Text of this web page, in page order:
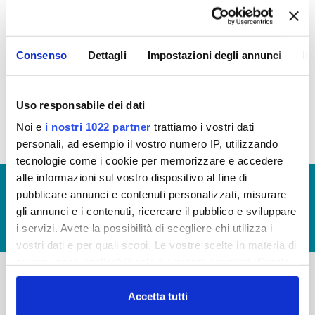
Consenso Dettagli Impostazioni degli annunci
Uso responsabile dei dati
Noi e i nostri 1022 partner trattiamo i vostri dati
personali, ad esempio il vostro numero IP, utilizzando
tecnologie come i cookie per memorizzare e accedere
alle informazioni sul vostro dispositivo al fine di
pubblicare annunci e contenuti personalizzati, misurare
gli annunci e i contenuti, ricercare il pubblico e sviluppare
i servizi. Avete la possibilità di scegliere chi utilizza i
vostri dati e per quali scopi. Le vostre scelte in materia di
in cui avete effettuato le vostre scelte. È possibile
modificare o revocare il proprio consenso in qualsiasi
momento dalla Dichiarazione sui cookie o facendo clic
Accetta tutti
Monitoraggio tempi procedimentali della Carta
del Servizio anno 2014(file allegato)
© Copyright 2017 - 2026
GLOSSARIO
GIUDICA IL SERVIZIO
LAVORA CON NOI
-